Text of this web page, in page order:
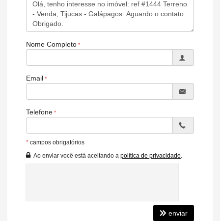
Nome Completo
Email
Telefone
* campos obrigatórios
Ao enviar você está aceitando a política de privacidade
enviar